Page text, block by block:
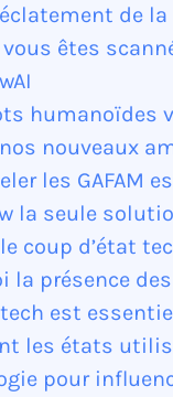
de la
vous êtes
humanoïdes
nouveaux
les GAFAM
la seule
coup d’état
la présence
est
les états
pour